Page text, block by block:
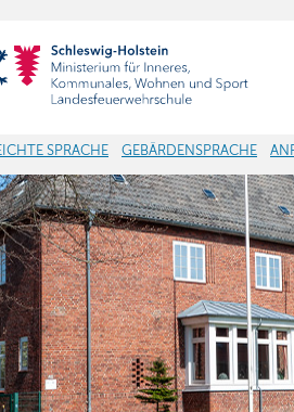
SPRACHE GEBÄRDENSPRACHE